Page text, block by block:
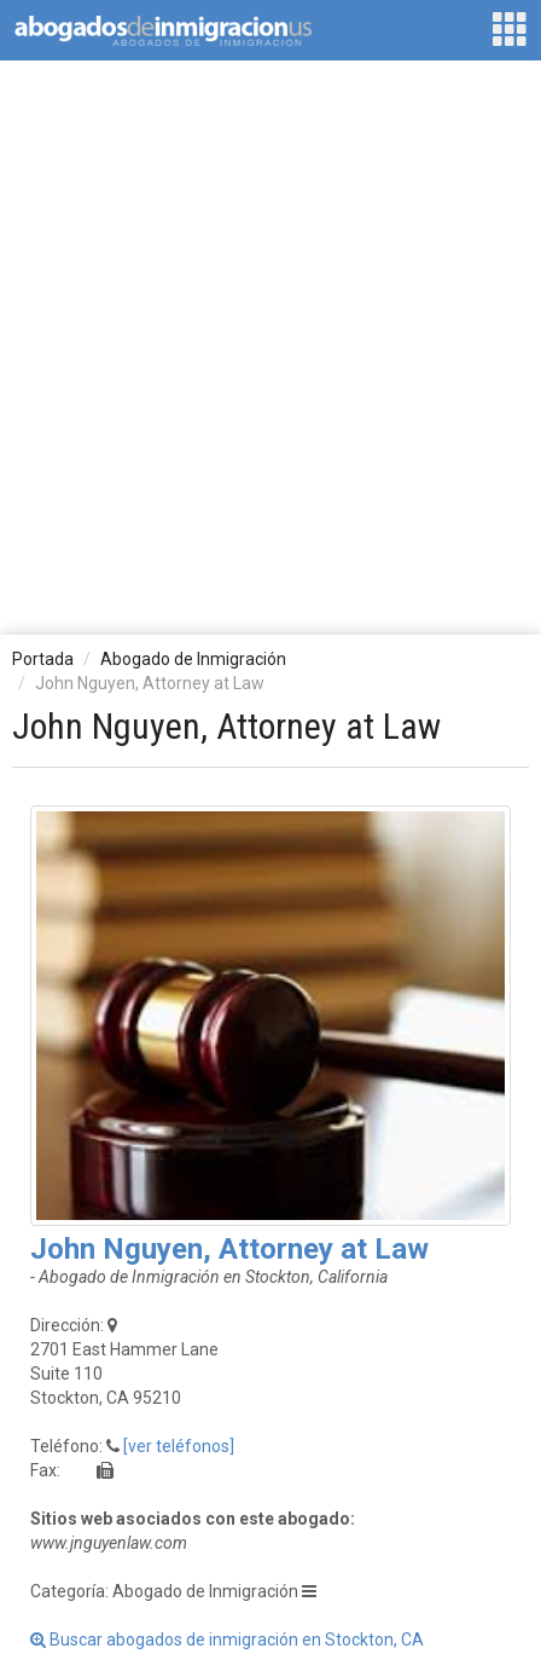
Portada
Abogado de Inmigración
John Nguyen, Attorney at Law
John Nguyen, Attorney at Law
John Nguyen, Attorney at Law
- Abogado de Inmigración en Stockton, California
Dirección:
2701 East Hammer Lane
Suite 110
Stockton, CA 95210
Teléfono:
[ver teléfonos]
Fax:
Sitios web asociados con este abogado:
www.jnguyenlaw.com
Categoría: Abogado de Inmigración
Buscar abogados de inmigración en Stockton, CA